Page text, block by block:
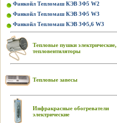
Фанкойл Тепломаш КЭВ 3Ф5 W2
Фанкойл Тепломаш КЭВ 3Ф5 W3
Фанкойл Тепломаш КЭВ 3Ф5,6 W3
Тепловые пушки электрические,
тепловентиляторы
Тепловые завесы
Инфракрасные обогреватели
электрические